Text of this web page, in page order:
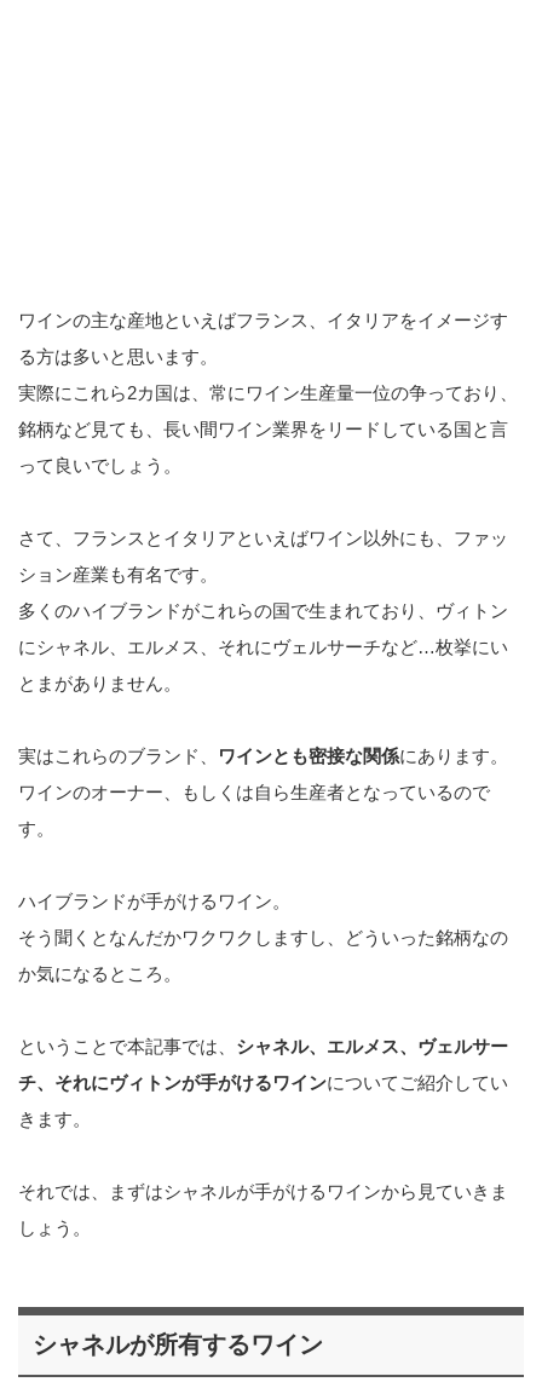
ワインの主な産地といえばフランス、イタリアをイメージす
る方は多いと思います。
実際にこれら2カ国は、常にワイン生産量一位の争っており、
銘柄など見ても、長い間ワイン業界をリードしている国と言
って良いでしょう。
さて、フランスとイタリアといえばワイン以外にも、ファッ
ション産業も有名です。
多くのハイブランドがこれらの国で生まれており、ヴィトン
にシャネル、エルメス、それにヴェルサーチなど…枚挙にい
とまがありません。
実はこれらのブランド、 ワインとも密接な関係にあります。
ワインのオーナー、もしくは自ら生産者となっているので
す。
ハイブランドが手がけるワイン。
そう聞くとなんだかワクワクしますし、どういった銘柄なの
か気になるところ。
ということで本記事では、 シャネル、エルメス、ヴェルサー
チ、それにヴィトンが手がけるワインについてご紹介してい
きます。
それでは、まずはシャネルが手がけるワインから見ていきま
しょう。
シャネルが所有するワイン